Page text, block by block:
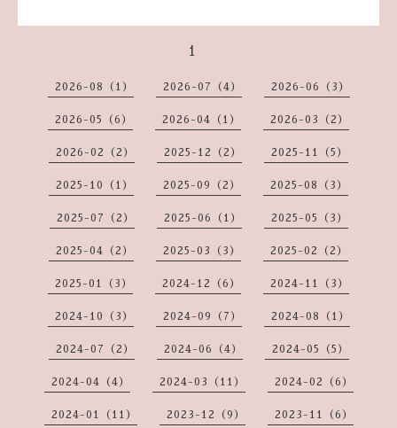
1
2026-08（1） 2026-07（4） 2026-06（3）
2026-05（6） 2026-04（1） 2026-03（2）
2026-02（2） 2025-12（2） 2025-11（5）
2025-10（1） 2025-09（2） 2025-08（3）
2025-07（2） 2025-06（1） 2025-05（3）
2025-04（2） 2025-03（3） 2025-02（2）
2025-01（3） 2024-12（6） 2024-11（3）
2024-10（3） 2024-09（7） 2024-08（1）
2024-07（2） 2024-06（4） 2024-05（5）
2024-04（4） 2024-03（11） 2024-02（6）
2024-01（11） 2023-12（9） 2023-11（6）